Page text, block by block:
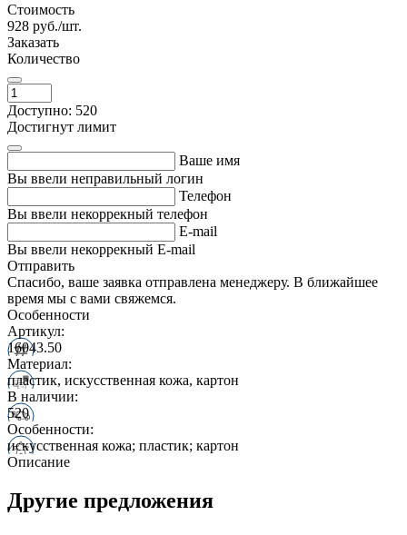
Стоимость
928 руб./шт.
Заказать
Количество
Доступно: 520
Достигнут лимит
Ваше имя
Вы ввели неправильный логин
Телефон
Вы ввели некоррекный телефон
E-mail
Вы ввели некоррекный E-mail
Отправить
Спасибо, ваше заявка отправлена менеджеру. В ближайшее
время мы с вами свяжемся.
Особенности
Артикул:
16043.50
Материал:
пластик, искусственная кожа, картон
В наличии:
520
Особенности:
искусственная кожа; пластик; картон
Описание
Другие предложения